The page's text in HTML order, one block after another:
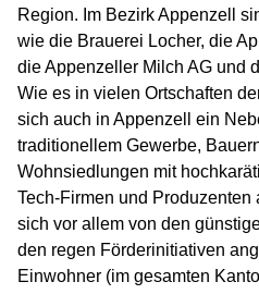
Region. Im Bezirk Appenzell
wie die Brauerei Locher, die
die Appenzeller Milch AG und
Wie es in vielen Ortschaften
sich auch in Appenzell ein
traditionellem Gewerbe,
Wohnsiedlungen mit
Tech-Firmen und
sich vor allem von den
den regen Förderinitiativen
Einwohner (im gesamten